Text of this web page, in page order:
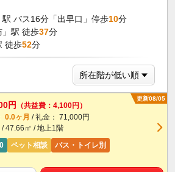
駅 バス16分「出早口」停歩10分
」駅 徒歩37分
徒歩52分
更新08/05
円
（共益費：4,100円）
0.0ヶ月 / 礼金： 71,000円
/ 47.66㎡ / 地上1階
ペット相談 バス・トイレ別